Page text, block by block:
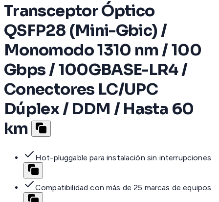
Transceptor Óptico
QSFP28 (Mini-Gbic) /
Monomodo 1310 nm / 100
Gbps / 100GBASE-LR4 /
Conectores LC/UPC
Dúplex / DDM / Hasta 60
km
Hot-pluggable para instalación sin interrupciones
Compatibilidad con más de 25 marcas de equipos